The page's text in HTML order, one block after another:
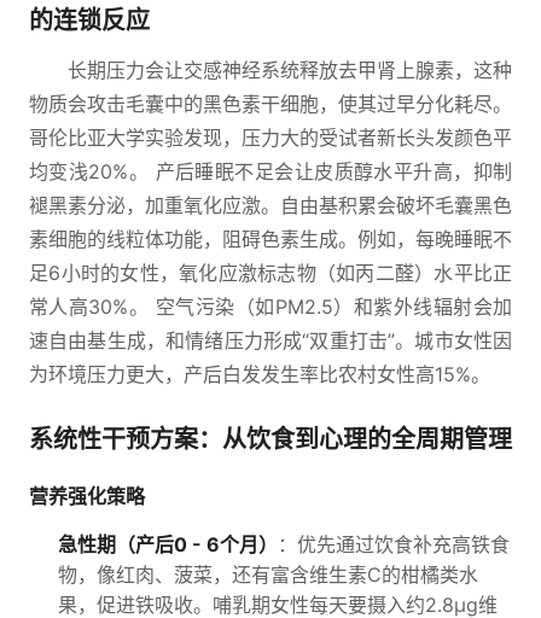
的连锁反应
长期压力会让交感神经系统释放去甲肾上腺素，这种
物质会攻击毛囊中的黑色素干细胞，使其过早分化耗尽。
哥伦比亚大学实验发现，压力大的受试者新长头发颜色平
均变浅20%。 产后睡眠不足会让皮质醇水平升高，抑制
褪黑素分泌，加重氧化应激。自由基积累会破坏毛囊黑色
素细胞的线粒体功能，阻碍色素生成。例如，每晚睡眠不
足6小时的女性，氧化应激标志物（如丙二醛）水平比正
常人高30%。 空气污染（如PM2.5）和紫外线辐射会加
速自由基生成，和情绪压力形成“双重打击”。城市女性因
为环境压力更大，产后白发发生率比农村女性高15%。
系统性干预方案：从饮食到心理的全周期管理
营养强化策略
急性期（产后0 - 6个月）
：优先通过饮食补充高铁食
物，像红肉、菠菜，还有富含维生素C的柑橘类水
果，促进铁吸收。哺乳期女性每天要摄入约2.8μg维